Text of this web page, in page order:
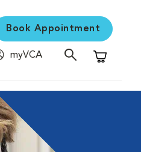
Book Appointment
myVCA
Shopping